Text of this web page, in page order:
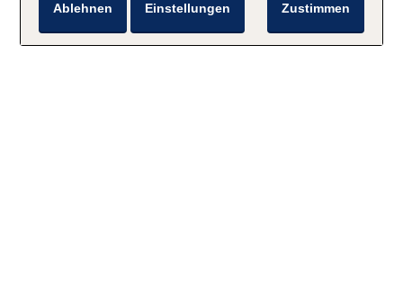
Zustimmen
Ablehnen Einstellungen